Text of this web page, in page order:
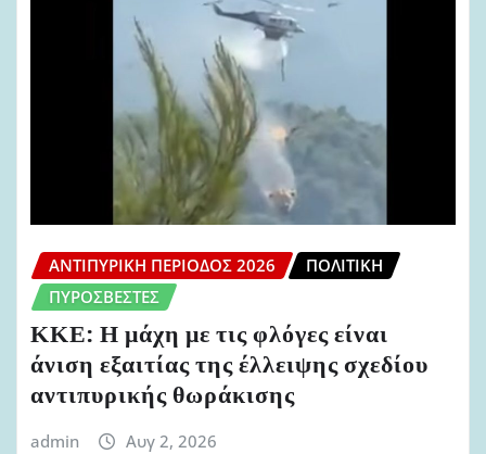
ΑΝΤΙΠΥΡΙΚΉ ΠΕΡΊΟΔΟΣ 2026
ΠΟΛΙΤΙΚΉ
ΠΥΡΟΣΒΈΣΤΕΣ
ΚΚΕ: Η μάχη με τις φλόγες είναι
άνιση εξαιτίας της έλλειψης σχεδίου
αντιπυρικής θωράκισης
admin Αυγ 2, 2026